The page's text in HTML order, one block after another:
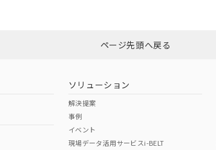
ダウンロードはこちら
（日本
（アメリカ
ページ先頭へ戻る
ソリューション
解決提案
事例
イベント
現場データ活用サービスi-BELT